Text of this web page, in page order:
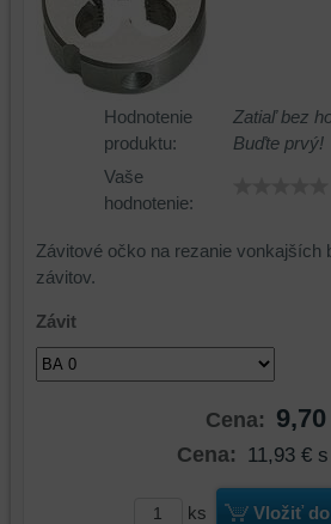
Hodnotenie
produktu:
Zatiaľ bez
Buďte prvý!
Vaše
hodnotenie:
Závitové očko na rezanie vonkajších
závitov.
Závit
Cena:
Cena: 11,93 €
ks Vložiť